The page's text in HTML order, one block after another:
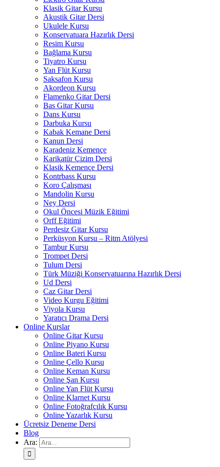
Klasik Gitar Kursu
Akustik Gitar Dersi
Ukulele Kursu
Konservatuara Hazırlık Dersi
Resim Kursu
Bağlama Kursu
Tiyatro Kursu
Yan Flüt Kursu
Saksafon Kursu
Akordeon Kursu
Flamenko Gitar Dersi
Bas Gitar Kursu
Dans Kursu
Darbuka Kursu
Kabak Kemane Dersi
Kanun Dersi
Karadeniz Kemençe
Karikatür Çizim Dersi
Klasik Kemençe Dersi
Kontrbass Kursu
Koro Çalışması
Mandolin Kursu
Ney Dersi
Okul Öncesi Müzik Eğitimi
Orff Eğitimi
Perdesiz Gitar Kursu
Perküsyon Kursu – Ritm Atölyesi
Tambur Kursu
Trompet Dersi
Tulum Dersi
Türk Müziği Konservatuarına Hazırlık Dersi
Ud Dersi
Caz Gitar Dersi
Video Kurgu Eğitimi
Viyola Kursu
Yaratıcı Drama Dersi
Online Kurslar
Online Gitar Kursu
Online Piyano Kursu
Online Bateri Kursu
Online Çello Kursu
Online Keman Kursu
Online Şan Kursu
Online Yan Flüt Kursu
Online Klarnet Kursu
Online Fotoğrafçılık Kursu
Online Yazarlık Kursu
Ücretsiz Deneme Dersi
Blog
Ara: